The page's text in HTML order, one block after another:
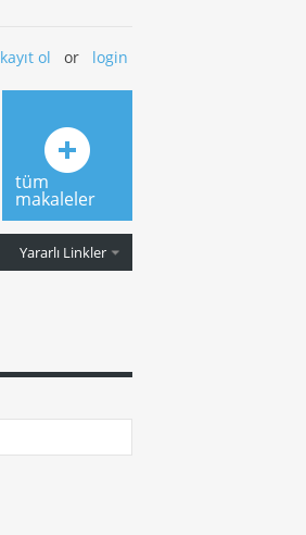
kayıt ol or login
Yararlı Linkler
tüm
makaleler